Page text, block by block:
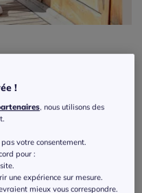
5- 1avis
!
, nous utilisons des
votre consentement.
pour :
une expérience sur mesure.
mieux vous correspondre.